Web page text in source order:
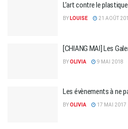
L’art contre le plastique
BY LOUISE 21 AOÛT
[CHIANG MAI] Les
BYOLIVIA 9 MAI 2018
Les évènements à ne
BYOLIVIA 17 MAI 2017